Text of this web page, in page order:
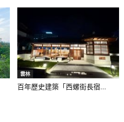
雲林
百年歷史建築「西螺街長宿...